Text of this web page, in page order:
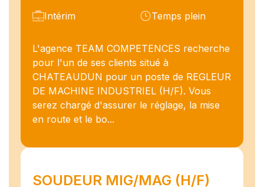
Intérim
Temps plein
L'agence TEAM COMPETENCES recherche
pour l'un de ses clients situé à
CHATEAUDUN pour un poste de REGLEUR
DE MACHINE INDUSTRIEL (H/F). Vous
serez chargé d'assurer le réglage, la mise
en route et le bo...
SOUDEUR MIG/MAG (H/F)